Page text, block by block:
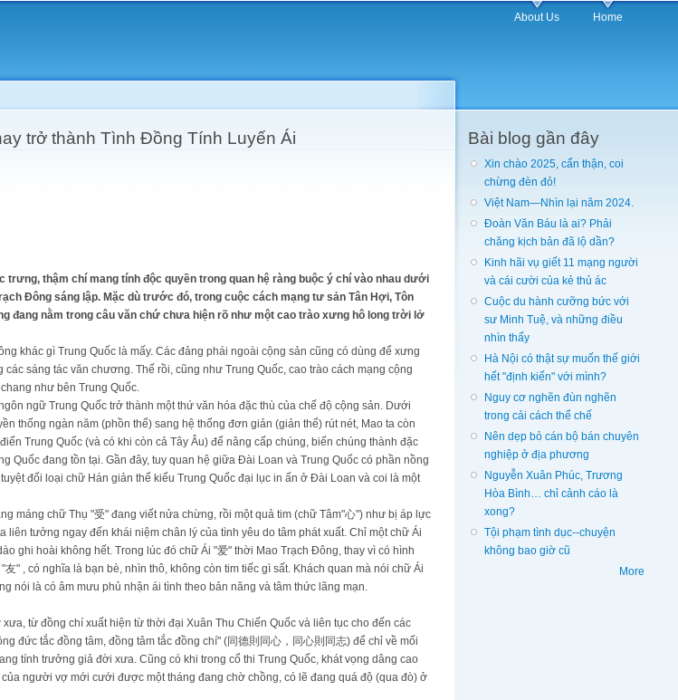
About Us Home
trở thành Tình Đồng Tính Luyến Ái
thậm chí mang tính độc quyền trong quan hệ ràng buộc ý chí vào nhau dưới
Đông sáng lập. Mặc dù trước đó, trong cuộc cách mạng tư sản Tân Hợi, Tôn
đang nằm trong câu văn chứ chưa hiện rõ như một cao trào xưng hô long trời lở
khác gì Trung Quốc là mấy. Các đảng phái ngoài cộng sản cũng có dùng để xưng
sáng tác văn chương. Thế rồi, cũng như Trung Quốc, cao trào cách mạng cộng
như bên Trung Quốc.
ngữ Trung Quốc trở thành một thứ văn hóa đặc thù của chế độ cộng sản. Dưới
thống ngàn năm (phồn thể) sang hệ thống đơn giản (giản thể) rút nét, Mao ta còn
Trung Quốc (và có khi còn cả Tây Âu) để nâng cấp chúng, biến chúng thành đặc
Quốc đang tồn tại. Gần đây, tuy quan hệ giữa Đài Loan và Trung Quốc có phần nồng
đối loại chữ Hán giản thể kiểu Trung Quốc đại lục in ấn ở Đài Loan và coi là một
máng chữ Thụ "受" đang viết nửa chừng, rồi một quả tim (chữ Tâm"心") như bị áp lực
tưởng ngay đến khái niệm chân lý của tình yêu do tâm phát xuất. Chỉ một chữ Ái
ghi hoài không hết. Trong lúc đó chữ Ái "爱" thời Mao Trạch Đông, thay vì có hình
" , có nghĩa là bạn bè, nhìn thô, không còn tim tiếc gì sất. Khách quan mà nói chữ Ái
nói là có âm mưu phủ nhận ái tình theo bản năng và tâm thức lãng mạn.
từ đồng chí xuất hiện từ thời đại Xuân Thu Chiến Quốc và liên tục cho đến các
đức tắc đồng tâm, đồng tâm tắc đồng chí" (同德則同心，同心則同志) để chỉ về mối
tính trưởng giả đời xưa. Cũng có khi trong cổ thi Trung Quốc, khát vọng dâng cao
người vợ mới cưới được một tháng đang chờ chồng, có lẽ đang quá độ (qua đò) ở
Bài blog gần đây
Xin chào 2025, cẩn thận, coi
chừng đèn đỏ!
Việt Nam—Nhìn lại năm 2024.
Đoàn Văn Báu là ai? Phải
chăng kịch bản đã lộ dần?
Kinh hãi vụ giết 11 mạng người
và cái cười của kẻ thủ ác
Cuộc du hành cưỡng bức với
sư Minh Tuệ, và những điều
nhìn thấy
Hà Nội có thật sự muốn thế giới
hết "định kiến" với mình?
Nguy cơ nghẽn đùn nghẽn
trong cải cách thể chế
Nên dẹp bỏ cán bộ bán chuyên
nghiệp ở địa phương
Nguyễn Xuân Phúc, Trương
Hòa Bình… chỉ cảnh cáo là
xong?
Tội phạm tình dục--chuyện
không bao giờ cũ
More